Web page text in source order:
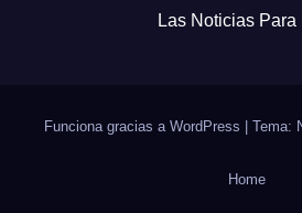
Las Noticias Para
Funciona gracias a WordPress Tema:
Home